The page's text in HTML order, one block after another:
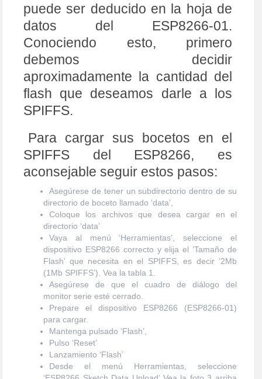
puede ser deducido en la hoja de
datos del ESP8266-01.
Conociendo esto, primero
debemos decidir
aproximadamente la cantidad del
flash que deseamos darle a los
SPIFFS.
Para cargar sus bocetos en el
SPIFFS del ESP8266, es
aconsejable seguir estos pasos:
Asegúrese de tener un subdirectorio dentro de su
directorio de boceto llamado ‘data’,
Coloque los archivos que desea cargar en el
directorio ‘data’
Vaya al menú ‘Herramientas’, seleccione el
dispositivo ESP8266 correcto y elija el ‘Tamaño de
Flash’ que necesita en el SPIFFS, es decir ‘2Mb
(1Mb SPIFFS’). Vea la tabla 1.
Asegúrese de que el cuadro de diálogo del
monitor serie esté cerrado.
Prepare el dispositivo ESP8266 (ESP8266-01)
para cargar.
Mantenga pulsado ‘Flash’,
Pulso ‘Reset’
Lanzamiento ‘Flash’
Desde el menú Herramientas, seleccione